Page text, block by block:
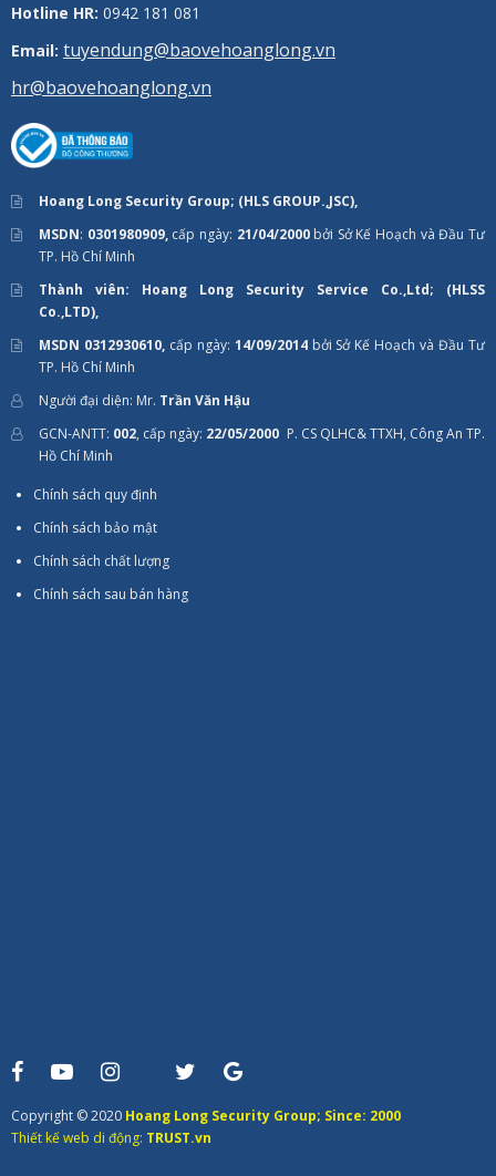
Hotline HR: 0942 181 081
Email: tuyendung@baovehoanglong.vn
hr@baovehoanglong.vn
Hoang Long Security Group; (HLS GROUP.,JSC),
MSDN: 0301980909,cấp ngày: 21/04/2000bởi Sở Kế Hoạch và Đầu Tư
TP. Hồ Chí Minh
Thành viên: Hoang Long Security Service Co.,Ltd; (HLSS
Co.,LTD),
MSDN 0312930610,cấp ngày: 14/09/2014bởi Sở Kế Hoạch và Đầu Tư
TP. Hồ Chí Minh
Người đại diện: Mr. Trần Văn Hậu
GCN-ANTT: 002, cấp ngày: 22/05/2000 P. CS QLHC& TTXH, Công An TP.
Hồ Chí Minh
Chính sách quy định
Chính sách bảo mật
Chính sách chất lượng
Chính sách sau bán hàng
Copyright © 2020 Hoang Long Security Group; Since: 2000
Thiết kế web di động: TRUST.vn